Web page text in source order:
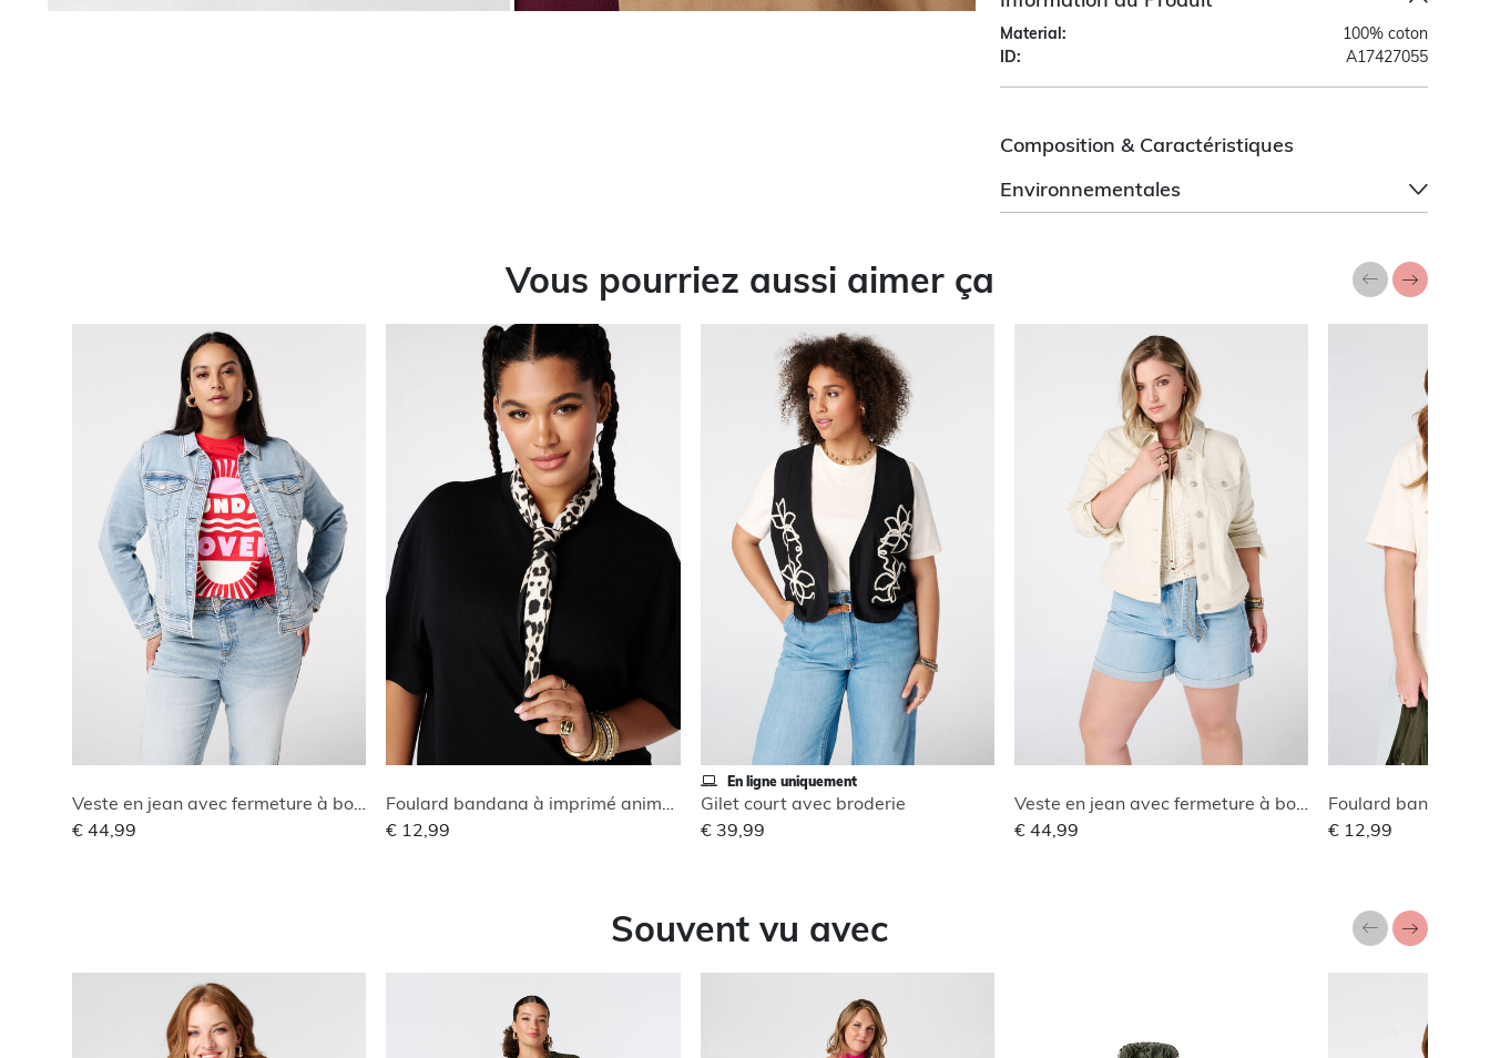
Material:
100% coton
ID:
A17427055
Composition & Caractéristiques
Environnementales
Vous pourriez aussi aimer ça
€ 44,99
€ 12,99
En ligne uniquement
Gilet court avec broderie
€ 39,99
€ 44,99
Foulard bandana
€ 12,99
Souvent vu avec